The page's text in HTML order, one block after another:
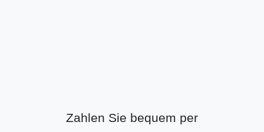
Zahlen Sie bequem per